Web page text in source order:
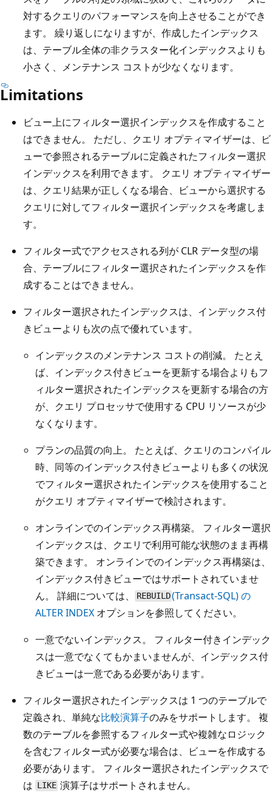
対するクエリのパフォーマンスを向上させることができ
ます。 繰り返しになりますが、作成したインデックス
は、テーブル全体の非クラスター化インデックスよりも
小さく、メンテナンス コストが少なくなります。
Limitations
ビュー上にフィルター選択インデックスを作成すること
はできません。 ただし、クエリ オプティマイザーは、ビ
ューで参照されるテーブルに定義されたフィルター選択
インデックスを利用できます。 クエリ オプティマイザー
は、クエリ結果が正しくなる場合、ビューから選択する
クエリに対してフィルター選択インデックスを考慮しま
す。
フィルター式でアクセスされる列が CLR データ型の場
合、テーブルにフィルター選択されたインデックスを作
成することはできません。
フィルター選択されたインデックスは、インデックス付
きビューよりも次の点で優れています。
インデックスのメンテナンス コストの削減。 たとえ
ば、インデックス付きビューを更新する場合よりもフ
ィルター選択されたインデックスを更新する場合の方
が、クエリ プロセッサで使用する CPU リソースが少
なくなります。
プランの品質の向上。 たとえば、クエリのコンパイル
時、同等のインデックス付きビューよりも多くの状況
でフィルター選択されたインデックスを使用すること
がクエリ オプティマイザーで検討されます。
オンラインでのインデックス再構築。 フィルター選択
インデックスは、クエリで利用可能な状態のまま再構
築できます。 オンラインでのインデックス再構築は、
インデックス付きビューではサポートされていませ
ん。 詳細については、
REBUILD(Transact-SQL) の
ALTER INDEX オプションを参照してください。
一意でないインデックス。 フィルター付きインデック
スは一意でなくてもかまいませんが、インデックス付
きビューは一意である必要があります。
フィルター選択されたインデックスは 1 つのテーブルで
定義され、単純な比較演算子のみをサポートします。 複
数のテーブルを参照するフィルター式や複雑なロジック
を含むフィルター式が必要な場合は、ビューを作成する
必要があります。 フィルター選択されたインデックスで
は LIKE 演算子はサポートされません。